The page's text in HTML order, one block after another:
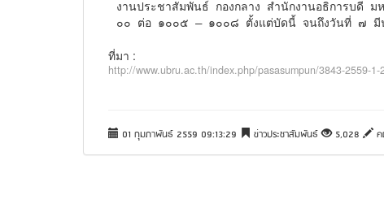
งานประชาสัมพันธ์ กองกลาง สำนักงานอธิการบดี
๐๐ ต่อ ๑๐๐๕ – ๑๐๐๘ ตั้งแต่บัดนี้ จนถึงวันที่ ๗
ที่มา :
http://www.ubru.ac.th/index.php/pasasumpun/3843-2559-1-
01 กุมภาพันธ์ 2559 09:13:29 ข่าวประชาสัมพันธ์ 5,028